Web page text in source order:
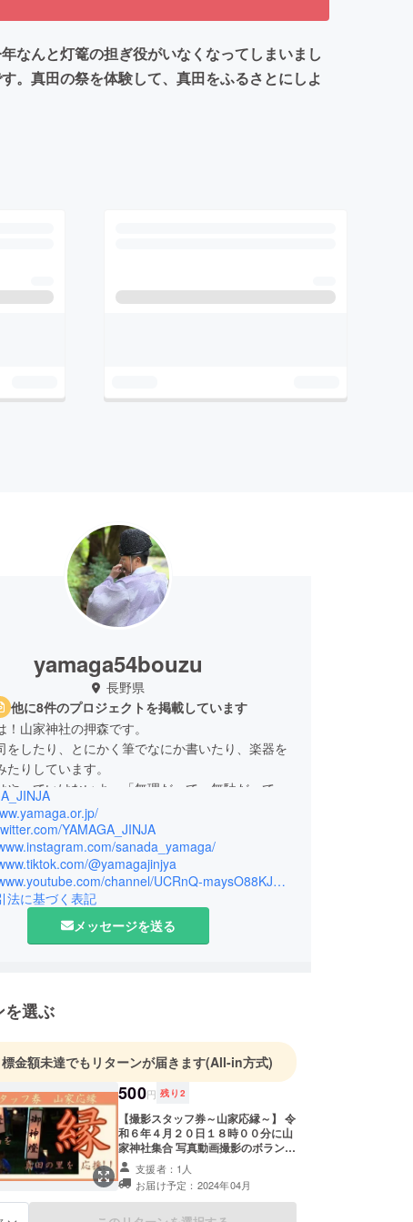
なんと灯篭の担ぎ役がいなくなってしまいまし
。真田の祭を体験して、真田をふるさとにしよ
yamaga54bouzu
長野県
他に8件のプロジェクトを掲載しています
！山家神社の押森です。
をしたり、とにかく筆でなにか書いたり、楽器を
たりしています。
やっていけないよ」「無理だって、無駄だって、
続けていた『常時神社にいる神主』を…今でもつ
す！！
る力を常にくれているのが、ＳＮＳの発信から取
ってくれた地域内外から応援してくれる人。
お祭のハレの（特別な）日にそのご縁ある人が真
て、一緒に喜び合えたり、笑い合えたり、応援し
いな…と夢見ています。
を身近に…もはやふるさとのように感じて欲しい
YAMAGA_JINJA
sanada_yamaga/
@yamagajinjya
https://www.youtube.com/channel/UCRnQ-maysO88KJmtYmB5xSg
法に基づく表記
メッセージを送る
を選ぶ
標金額未達でもリターンが届きます(All-in方式)
500円 残り 2
【撮影スタッフ券～山家応縁～】 令
和６年４月２０日１８時００分に山
家神社集合 写真動画撮影のボラン
ティア参加 関係者は中に入ってしま
い撮影ができませんので ご協力いた
だけると助かります ――― リター
ン詳細 ――― □公式カメラマンと
支援者：1人
お届け予定：2024年04月